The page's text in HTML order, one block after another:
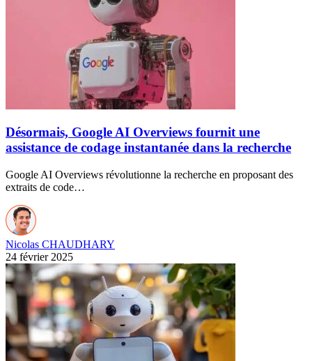
Désormais, Google AI Overviews fournit une
assistance de codage instantanée dans la recherche
Google AI Overviews révolutionne la recherche en proposant des
extraits de code…
Nicolas CHAUDHARY
24 février 2025